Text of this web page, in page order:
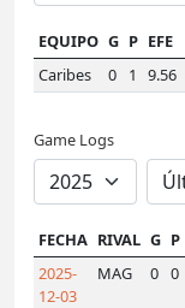
EQUIPO G P EFE
Caribes
0 1 9.56
Game Logs
FECHA RIVAL G P
2025-
12-03
MAG 0 0